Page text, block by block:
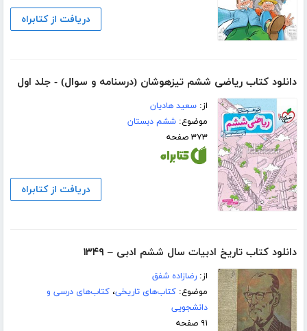
دریافت از کتابراه
دانلود کتاب ریاضی ششم تیزهوشان (درسنامه و سوال) - جلد اول
از:سعید هادیان
موضوع:ششم دبستان
۳۷۳ صفحه
دریافت از کتابراه
دانلود کتاب تاریخ ادبیات سال ششم ادبی – ۱۳۴۹
از:رضازاده شفق
موضوع:کتاب‌های تاریخی،کتاب‌های درسی و
دانشجویی
۹۱ صفحه